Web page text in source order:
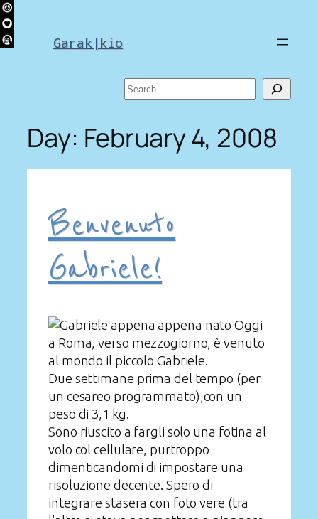
Skip
to
content Garak|kio
Search
Day: February 4, 2008
Benvenuto
Gabriele!
Oggi
a Roma, verso mezzogiorno, è venuto
al mondo il piccolo Gabriele.
Due settimane prima del tempo (per
un cesareo programmato),con un
peso di 3,1 kg.
Sono riuscito a fargli solo una fotina al
volo col cellulare, purtroppo
dimenticandomi di impostare una
risoluzione decente. Spero di
integrare stasera con foto vere (tra